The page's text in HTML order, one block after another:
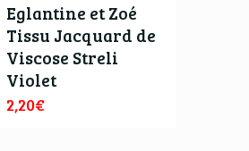
Eglantine et Zoé
Tissu Jacquard de
Viscose Streli
Violet
2,20€